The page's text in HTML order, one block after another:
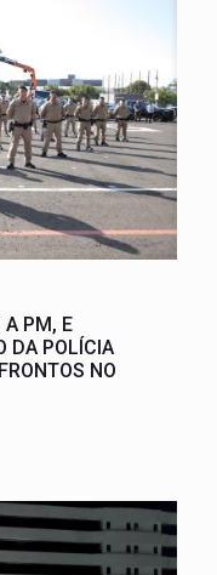
A PM, E
DA POLÍCIA
NO